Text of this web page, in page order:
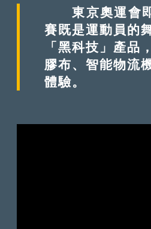
東京奧運會即
賽既是運動員的
「黑科技」產
膠布、智能物流
體驗。